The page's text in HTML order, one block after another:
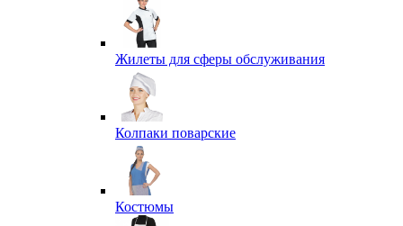
Жилеты для сферы обслуживания
Колпаки поварские
Костюмы